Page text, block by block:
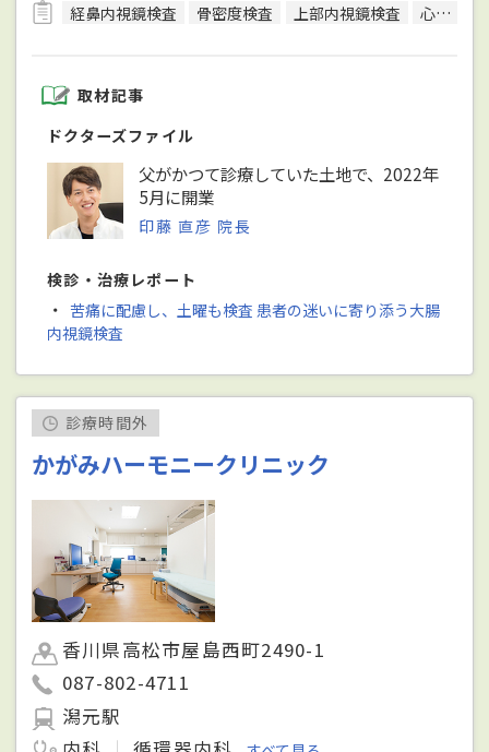
経鼻内視鏡検査
骨密度検査 上部内視鏡検査 心電図検査
取材記事
ドクターズファイル
父がかつて診療していた土地で、2022年
5月に開業
印藤 直彦 院長
検診・治療レポート
・ 苦痛に配慮し、土曜も検査 患者の迷いに寄り添う大腸
内視鏡検査
診療時間外
かがみハーモニークリニック
香川県高松市屋島西町2490-1
087-802-4711
潟元駅